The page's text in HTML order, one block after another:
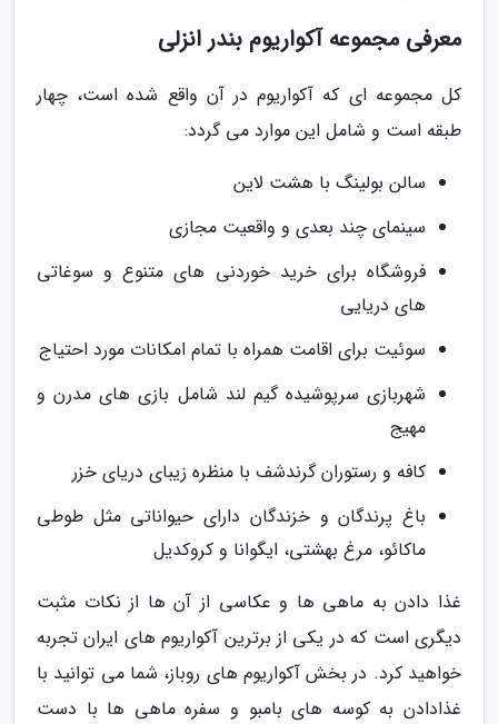
معرفی مجموعه آکواریوم بندر انزلی
کل مجموعه ای که آکواریوم در آن واقع شده است، چهار
طبقه است و شامل این موارد می گردد:
سالن بولینگ با هشت لاین
سینمای چند بعدی و واقعیت مجازی
فروشگاه برای خرید خوردنی های متنوع و سوغاتی
های دریایی
سوئیت برای اقامت همراه با تمام امکانات مورد احتیاج
شهربازی سرپوشیده گیم لند شامل بازی های مدرن و
مهیج
کافه و رستوران گرندشف با منظره زیبای دریای خزر
باغ پرندگان و خزندگان دارای حیواناتی مثل طوطی
ماکائو، مرغ بهشتی، ایگوانا و کروکدیل
غذا دادن به ماهی ها و عکاسی از آن ها از نکات مثبت
دیگری است که در یکی از برترین آکواریوم های ایران تجربه
خواهید کرد. در بخش آکواریوم های روباز، شما می توانید با
غذادادن به کوسه های بامبو و سفره ماهی ها با دست